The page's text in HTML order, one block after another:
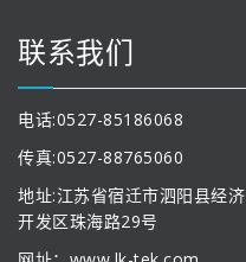
联系我们
电话:0527-85186068
传真:0527-88765060
地址:江苏省宿迁市泗阳县经济
开发区珠海路29号